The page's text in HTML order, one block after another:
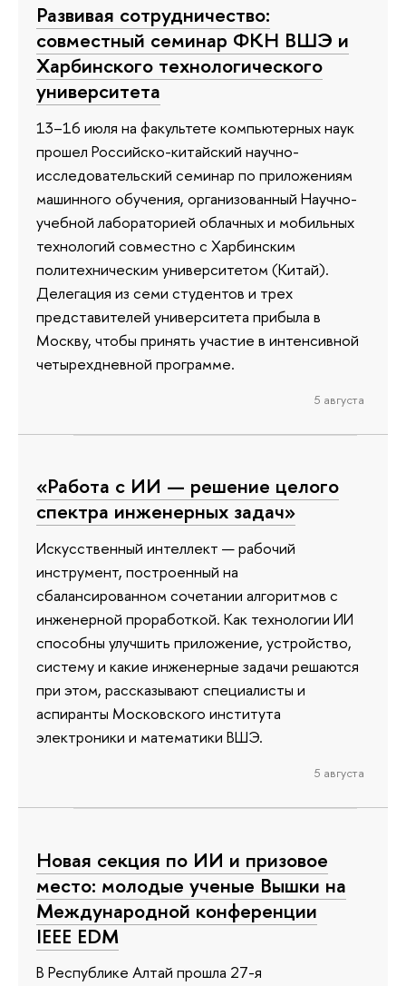
Развивая сотрудничество:
совместный семинар ФКН ВШЭ и
Харбинского технологического
университета
13–16 июля на факультете компьютерных наук
прошел Российско-китайский научно-
исследовательский семинар по приложениям
машинного обучения, организованный Научно-
учебной лабораторией облачных и мобильных
технологий совместно с Харбинским
политехническим университетом (Китай).
Делегация из семи студентов и трех
представителей университета прибыла в
Москву, чтобы принять участие в интенсивной
четырехдневной программе.
5 августа
«Работа с ИИ — решение целого
спектра инженерных задач»
Искусственный интеллект — рабочий
инструмент, построенный на
сбалансированном сочетании алгоритмов с
инженерной проработкой. Как технологии ИИ
способны улучшить приложение, устройство,
систему и какие инженерные задачи решаются
при этом, рассказывают специалисты и
аспиранты Московского института
электроники и математики ВШЭ.
5 августа
Новая секция по ИИ и призовое
место: молодые ученые Вышки на
Международной конференции
IEEE EDM
В Республике Алтай прошла 27-я